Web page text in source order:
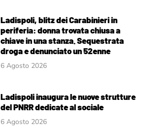
Ladispoli, blitz dei Carabinieri in
periferia: donna trovata chiusa a
chiave in una stanza. Sequestrata
droga e denunciato un 52enne
6 Agosto 2026
Ladispoli inaugura le nuove strutture
del PNRR dedicate al sociale
6 Agosto 2026